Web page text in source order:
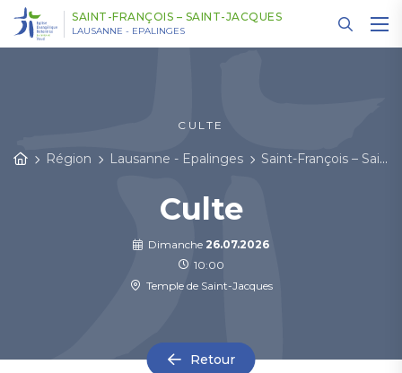
SAINT-FRANÇOIS – SAINT-JACQUES
LAUSANNE - EPALINGES
CULTE
Région Lausanne - Epalinges Saint-François – Saint-Jacques
Culte
Dimanche 26.07.2026
10:00
Temple de Saint-Jacques
Retour
Panneau de gestion des cookies